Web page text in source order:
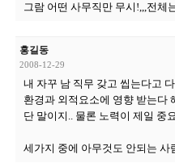
그람 어떤 사무직만 무시!,,,전체
홍길동
2008-12-29
내 자꾸 남 직무 갖고 씹는다고
환경과 외적요소에 영향 받는다
단 말이지.. 물론 노력이 제일 중
세가지 중에 아무것도 안되는